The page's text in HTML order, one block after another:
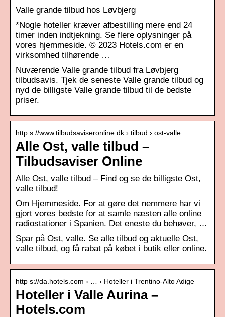
Valle grande tilbud hos Løvbjerg
*Nogle hoteller kræver afbestilling mere end 24
timer inden indtjekning. Se flere oplysninger på
vores hjemmeside. © 2023 Hotels.com er en
virksomhed tilhørende …
Nuværende Valle grande tilbud fra Løvbjerg
tilbudsavis. Tjek de seneste Valle grande tilbud og
nyd de billigste Valle grande tilbud til de bedste
priser.
http s://www.tilbudsaviseronline.dk › tilbud › ost-valle
Alle Ost, valle tilbud –
Tilbudsaviser Online
Alle Ost, valle tilbud – Find og se de billigste Ost,
valle tilbud!
Om Hjemmeside. For at gøre det nemmere har vi
gjort vores bedste for at samle næsten alle online
radiostationer i Spanien. Det eneste du behøver, …
Spar på Ost, valle. Se alle tilbud og aktuelle Ost,
valle tilbud, og få rabat på købet i butik eller online.
http s://da.hotels.com › … › Hoteller i Trentino-Alto Adige
Hoteller i Valle Aurina –
Hotels.com